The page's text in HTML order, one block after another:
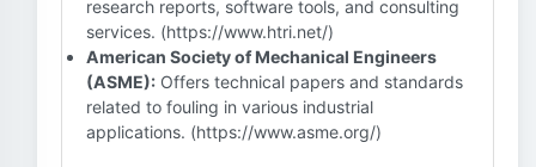
research reports, software tools, and consulting
services. (https://www.htri.net/)
American Society of Mechanical Engineers
(ASME): Offers technical papers and standards
related to fouling in various industrial
applications. (https://www.asme.org/)